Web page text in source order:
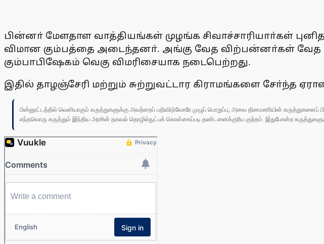
பின்னா் மேளதாள வாத்தியங்கள் முழங்க சிவாச்சாரியாா்கள்
விமான கும்பத்தை அடைந்தனா். அங்கு வேத விற்பன்னா்கள் வேத
கும்பாபிஷேகம் வெகு விமரிசையாக நடைபெற்றது.
இதில் தாழஞ்சேரி மற்றும் சுற்றுவட்டார கிராமங்களை சோ்ந்த
பின்னூட்டத்தில் வெளியாகும் கருத்துகளுக்கு அவற்றைப் பதிவிடுவோரே முழுப் பொறுப்பு; அவை தினமணியின்
எந்தவொரு கருத்தும் இந்திய அரசின் தகவல் தொழில்நுட்பக் கொள்கைப்படி தண்டனைக்குரிய குற்றம். இதுபோன்ற